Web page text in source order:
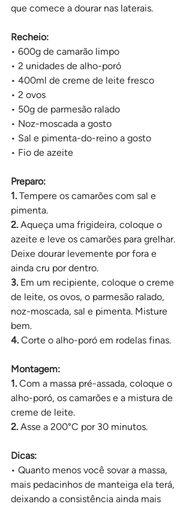
que comece a dourar nas laterais.
Recheio:
• 600g de camarão limpo
• 2 unidades de alho-poró
• 400ml de creme de leite fresco
• 2 ovos
• 50g de parmesão ralado
• Noz-moscada a gosto
• Sal e pimenta-do-reino a gosto
• Fio de azeite
Preparo:
1. Tempere os camarões com sal e
pimenta.
2. Aqueça uma frigideira, coloque o
azeite e leve os camarões para grelhar.
Deixe dourar levemente por fora e
ainda cru por dentro.
3. Em um recipiente, coloque o creme
de leite, os ovos, o parmesão ralado,
noz-moscada, sal e pimenta. Misture
bem.
4. Corte o alho-poró em rodelas finas.
Montagem:
1. Com a massa pré-assada, coloque o
alho-poró, os camarões e a mistura de
creme de leite.
2. Asse a 200°C por 30 minutos.
Dicas:
• Quanto menos você sovar a massa,
mais pedacinhos de manteiga ela terá,
deixando a consistência ainda mais